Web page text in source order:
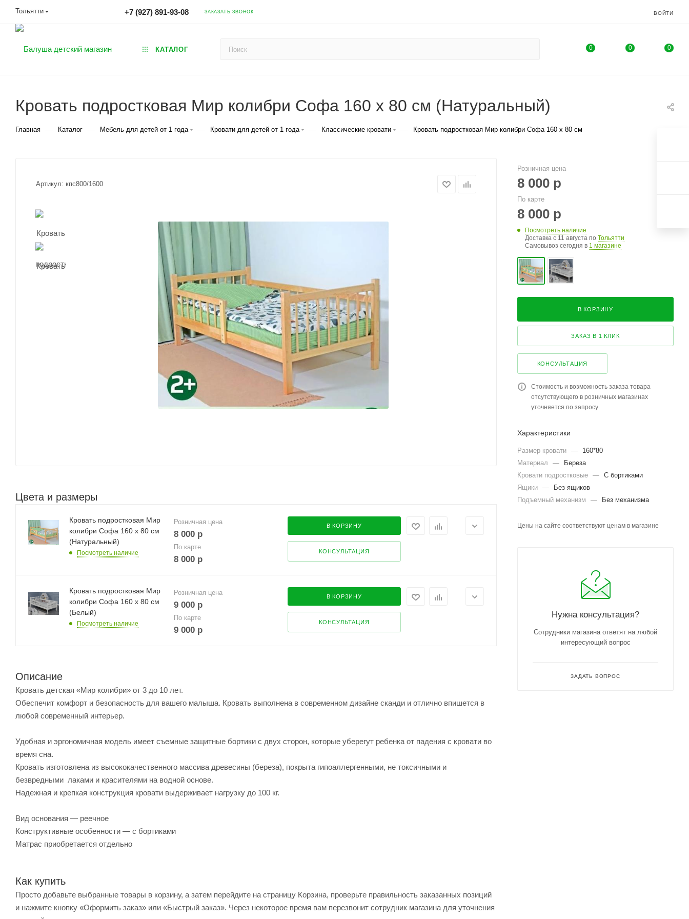
Тольятти +7 (927) 891-93-08 ЗАКАЗАТЬ ЗВОНОК ВОЙТИ
КАТАЛОГ 0 0 0
Кровать подростковая Мир колибри Софа 160 х 80 см (Натуральный)
Главная — Каталог — Мебель для детей от 1 года — Кровати для детей от 1 года — Классические кровати — Кровать подростковая Мир колибри Софа 160 х 80 см
Артикул: кпс800/1600
Цвета и размеры
Кровать подростковая Мир
колибри Софа 160 х 80 см
(Натуральный)
Посмотреть наличие
Розничная цена
8 000р
По карте
8 000р
В КОРЗИНУ
КОНСУЛЬТАЦИЯ
Кровать подростковая Мир
колибри Софа 160 х 80 см
(Белый)
Посмотреть наличие
Розничная цена
9 000р
По карте
9 000р
В КОРЗИНУ
КОНСУЛЬТАЦИЯ
Описание
Кровать детская «Мир колибри» от 3 до 10 лет.
Обеспечит комфорт и безопасность для вашего малыша. Кровать выполнена в современном дизайне сканди и отлично впишется в
любой современный интерьер.
Удобная и эргономичная модель имеет съемные защитные бортики с двух сторон, которые уберегут ребенка от падения с кровати во
время сна.
Кровать изготовлена из высококачественного массива древесины (береза), покрыта гипоаллергенными, не токсичными и
безвредными лаками и красителями на водной основе.
Надежная и крепкая конструкция кровати выдерживает нагрузку до 100 кг.
Вид основания — реечное
Конструктивные особенности — с бортиками
Матрас приобретается отдельно
Как купить
Просто добавьте выбранные товары в корзину, а затем перейдите на страницу Корзина, проверьте правильность заказанных позиций
и нажмите кнопку «Оформить заказ» или «Быстрый заказ». Через некоторое время вам перезвонит сотрудник магазина для уточнения
Розничная цена
8 000 р
По карте
8 000 р
Посмотреть наличие
Доставка с 11 августа по Тольятти
Самовывоз сегодня в 1 магазине
В КОРЗИНУ
ЗАКАЗ В 1 КЛИК
КОНСУЛЬТАЦИЯ
Стоимость и возможность заказа товара
отсутствующего в розничных магазинах
уточняется по запросу
Характеристики
Размер кровати —
160*80
Материал
—
Береза
Кровати подростковые — С бортиками
Ящики —
Без ящиков
Подъемный механизм
— Без механизма
Цены на сайте соответствуют ценам в магазине
Нужна консультация?
Сотрудники магазина ответят на любой
интересующий вопрос
ЗАДАТЬ ВОПРОС